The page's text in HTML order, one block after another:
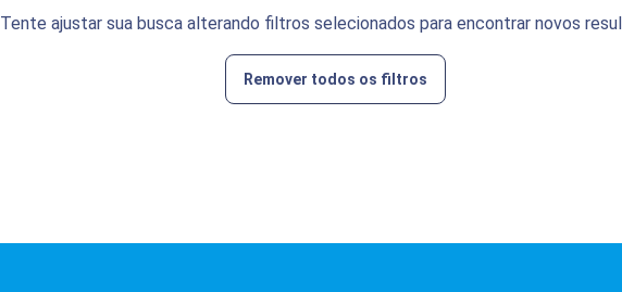
Tente ajustar sua busca alterando filtros selecionados para encontrar novos
Remover todos os filtros